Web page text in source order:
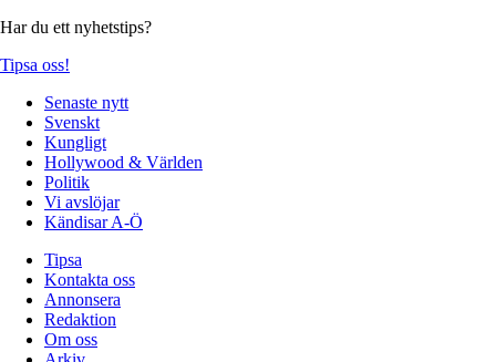
Har du ett nyhetstips?
Tipsa oss!
Senaste nytt
Svenskt
Kungligt
Hollywood & Världen
Politik
Vi avslöjar
Kändisar A-Ö
Tipsa
Kontakta oss
Annonsera
Redaktion
Om oss